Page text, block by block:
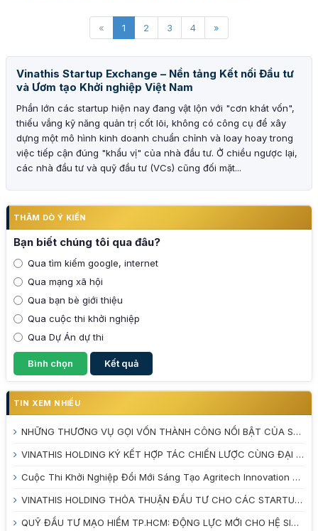
« 1 2 3 4 »
Vinathis Startup Exchange – Nền tảng Kết nối Đầu tư
và Ươm tạo Khởi nghiệp Việt Nam
Phần lớn các startup hiện nay đang vật lộn với "cơn khát vốn",
thiếu vắng kỹ năng quản trị cốt lõi, không có công cụ để xây
dựng một mô hình kinh doanh chuẩn chỉnh và loay hoay trong
việc tiếp cận đúng "khẩu vị" của nhà đầu tư. Ở chiều ngược lại,
các nhà đầu tư và quỹ đầu tư (VCs) cũng đối mặt...
THĂM DÒ Ý KIẾN
Bạn biết chúng tôi qua đâu?
Qua tìm kiếm google, internet
Qua mạng xã hội
Qua bạn bè giới thiệu
Qua cuộc thi khởi nghiệp
Qua Dự Án dự thi
TIN XEM NHIỀU
NHỮNG THƯƠNG VỤ GỌI VỐN THÀNH CÔNG NỔI BẬT CỦA STARTUP VIỆT NAM NĂM 2025
VINATHIS HOLDING KÝ KẾT HỢP TÁC CHIẾN LƯỢC CÙNG ĐẠI HỌC TRÀ VINH VÀ VƯỜN ƯƠM DOANH NGHIỆP TỈNH VĨNH LONG
Cuộc Thi Khởi Nghiệp Đổi Mới Sáng Tạo Agritech Innovation 2026: Đánh Thức Tiềm Năng Nông Nghiệp Xanh
VINATHIS HOLDING THỎA THUẬN ĐẦU TƯ CHO CÁC STARTUP TẠI CUỘC THI INNOBE 2026
QUỸ ĐẦU TƯ MẠO HIỂM TP.HCM: ĐỘNG LỰC MỚI CHO HỆ SINH THÁI KHỞI NGHIỆP ĐỔI MỚI SÁNG TẠO